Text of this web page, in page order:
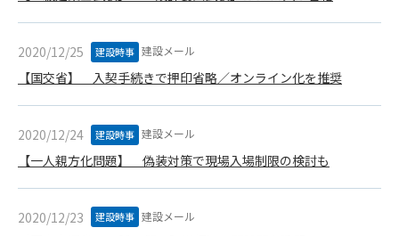
2020/12/25 建設時事 建設メール
【国交省】 入契手続きで押印省略／オンライン化を推奨
2020/12/24 建設時事 建設メール
【一人親方化問題】 偽装対策で現場入場制限の検討も
2020/12/23 建設時事 建設メール
(7) 公序良俗に反する行為
(8) 犯罪的行為に結びつく行為
(9) その他、法律に反する行為
(10) 建設資料館から知り得た情報及びダウンロードした情報
を、営利を目的として第三者に転売し、または転売のため
に第三者に提供すること
第7条（登録内容の削除）
管理者は、会員が登録した内容が以下に該当する、またはその
恐れのあるものは、会員の承諾なく削除できるものとします。
(1) 登録されている情報が、第6条の定める禁止事項に該当する